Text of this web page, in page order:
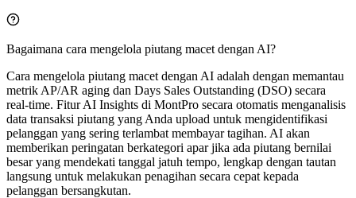
Bagaimana cara mengelola piutang macet dengan AI?
Cara mengelola piutang macet dengan AI adalah dengan memantau
metrik AP/AR aging dan Days Sales Outstanding (DSO) secara
real-time. Fitur AI Insights di MontPro secara otomatis menganalisis
data transaksi piutang yang Anda upload untuk mengidentifikasi
pelanggan yang sering terlambat membayar tagihan. AI akan
memberikan peringatan berkategori apar jika ada piutang bernilai
besar yang mendekati tanggal jatuh tempo, lengkap dengan tautan
langsung untuk melakukan penagihan secara cepat kepada
pelanggan bersangkutan.